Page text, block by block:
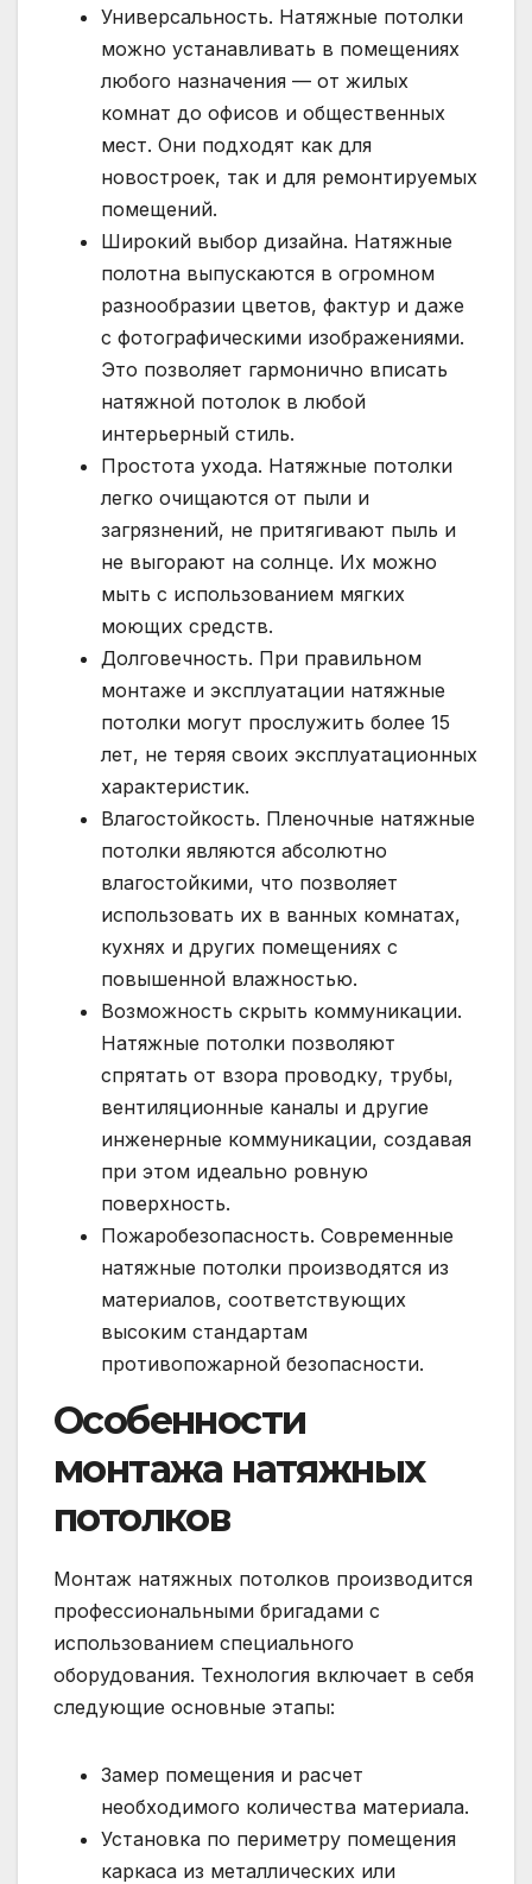
Универсальность. Натяжные потолки
можно устанавливать в помещениях
любого назначения — от жилых
комнат до офисов и общественных
мест. Они подходят как для
новостроек, так и для ремонтируемых
помещений.
Широкий выбор дизайна. Натяжные
полотна выпускаются в огромном
разнообразии цветов, фактур и даже
с фотографическими изображениями.
Это позволяет гармонично вписать
натяжной потолок в любой
интерьерный стиль.
Простота ухода. Натяжные потолки
легко очищаются от пыли и
загрязнений, не притягивают пыль и
не выгорают на солнце. Их можно
мыть с использованием мягких
моющих средств.
Долговечность. При правильном
монтаже и эксплуатации натяжные
потолки могут прослужить более 15
лет, не теряя своих эксплуатационных
характеристик.
Влагостойкость. Пленочные натяжные
потолки являются абсолютно
влагостойкими, что позволяет
использовать их в ванных комнатах,
кухнях и других помещениях с
повышенной влажностью.
Возможность скрыть коммуникации.
Натяжные потолки позволяют
спрятать от взора проводку, трубы,
вентиляционные каналы и другие
инженерные коммуникации, создавая
при этом идеально ровную
поверхность.
Пожаробезопасность. Современные
натяжные потолки производятся из
материалов, соответствующих
высоким стандартам
противопожарной безопасности.
Особенности
монтажа натяжных
потолков
Монтаж натяжных потолков производится
профессиональными бригадами с
использованием специального
оборудования. Технология включает в себя
следующие основные этапы:
Замер помещения и расчет
необходимого количества материала.
Установка по периметру помещения
каркаса из металлических или